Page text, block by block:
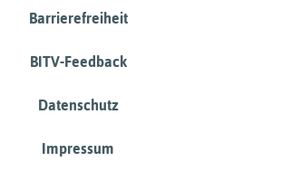
Barrierefreiheit
BITV-Feedback
Datenschutz
Impressum